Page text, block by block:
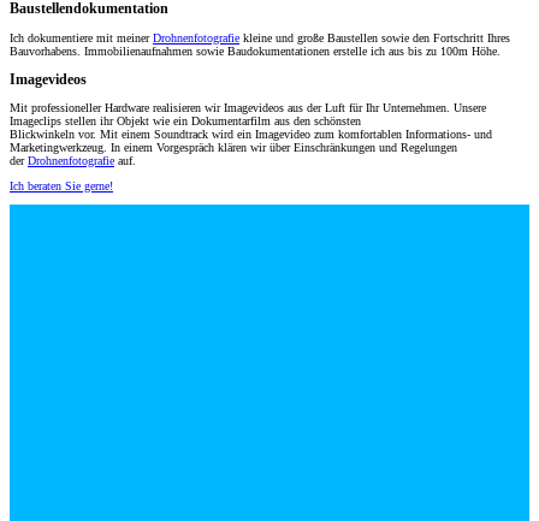
Baustellendokumentation
Ich dokumentiere mit meinerDrohnenfotografie kleine und große Baustellen sowie den Fortschritt Ihres
Bauvorhabens. Immobilienaufnahmen sowie Baudokumentationen erstelle ich aus bis zu 100m Höhe.
Imagevideos
Mit professioneller Hardware realisieren wir Imagevideos aus der Luft für Ihr Unternehmen. Unsere
Imageclips stellen ihr Objekt wie ein Dokumentarfilm aus den schönsten
Blickwinkeln vor. Mit einem Soundtrack wird ein Imagevideo zum komfortablen Informations- und
Marketingwerkzeug. In einem Vorgespräch klären wir über Einschränkungen und Regelungen
derDrohnenfotografie auf.
Ich beraten Sie gerne!